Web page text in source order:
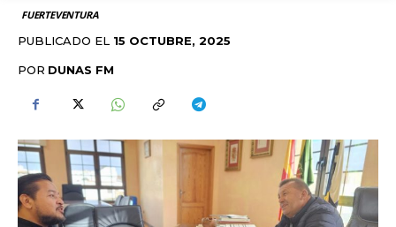
FUERTEVENTURA
PUBLICADO EL 15 OCTUBRE, 2025
POR DUNAS FM